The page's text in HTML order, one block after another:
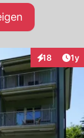
18 1y